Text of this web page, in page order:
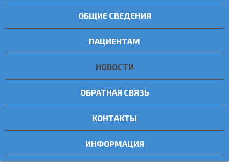
ОБЩИЕ СВЕДЕНИЯ
ПАЦИЕНТАМ
НОВОСТИ
ОБРАТНАЯ СВЯЗЬ
КОНТАКТЫ
ИНФОРМАЦИЯ